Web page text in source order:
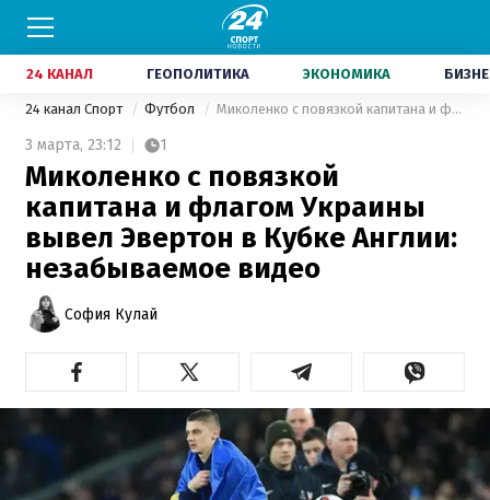
24 КАНАЛ ГЕОПОЛИТИКА ЭКОНОМИКА
24 канал Спорт Футбол Миколенко с повязкой капитана и флагом Украины вывел Эвертон в Кубке Англии: незабываемое видео
3 марта, 23:12 1
Миколенко с повязкой
капитана и флагом Украины
вывел Эвертон в Кубке Англии:
незабываемое видео
София Кулай